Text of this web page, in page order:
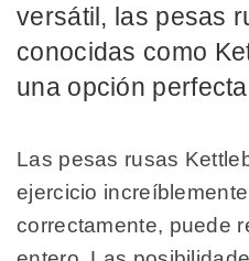
versátil, las pesas
conocidas como
una opción
Las pesas rusas
ejercicio
correctamente, puede